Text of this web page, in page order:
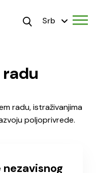
Srb
radu, istraživanjima
poljoprivrede.